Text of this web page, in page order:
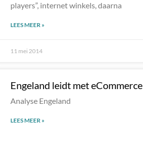
players”, internet winkels, daarna
LEES MEER »
11 mei 2014
Engeland leidt met eCommerce
Analyse Engeland
LEES MEER »